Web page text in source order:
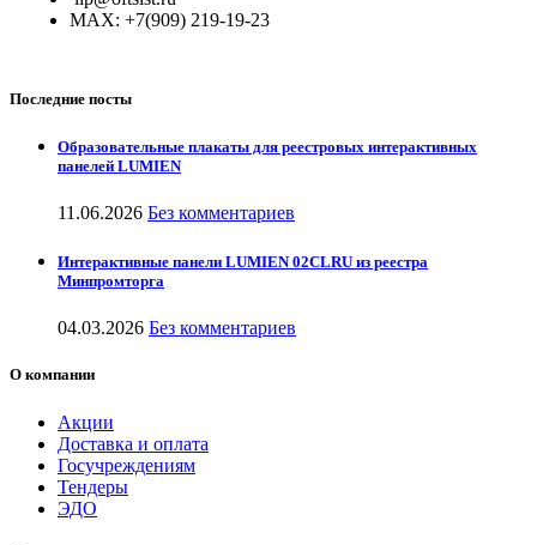
МАХ: +7(909) 219-19-23
Последние посты
Образовательные плакаты для реестровых интерактивных
панелей LUMIEN
11.06.2026 Без комментариев
Интерактивные панели LUMIEN 02CLRU из реестра
Минпромторга
04.03.2026 Без комментариев
О компании
Акции
Доставка и оплата
Госучреждениям
Тендеры
ЭДО